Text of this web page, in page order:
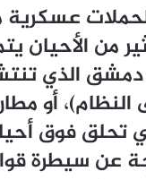
عسكرية
من الأحيان
الذي
أو
تحلق فوق
عن سيطرة